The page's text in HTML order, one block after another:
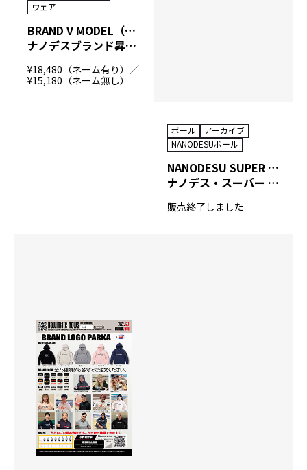
ウェア
BRAND V MODEL（NANODESU）
ナノデスブランド昇華プリントシャツ
¥18,480（ネーム有り）／
¥15,180（ネーム無し）
ボール
アーカイブ
NANODESUボール
NANODESU SUPER GRASP
ナノデス・スーパー グラスプ
販売終了しました